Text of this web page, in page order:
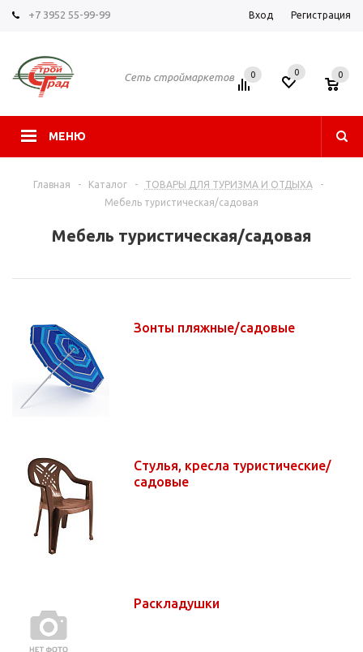
+7 3952 55-99-99 Вход Регистрация
Сеть строймаркетов
МЕНЮ
0 0 0
Главная - Каталог - ТОВАРЫ ДЛЯ ТУРИЗМА И ОТДЫХА
-
Мебель туристическая/садовая
Мебель туристическая/садовая
Зонты пляжные/садовые
Стулья, кресла туристические/
садовые
Раскладушки